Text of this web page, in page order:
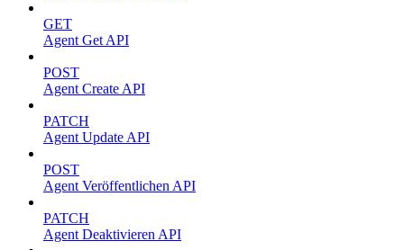
GET
Agent Get API
POST
Agent Create API
PATCH
Agent Update API
POST
Agent Veröffentlichen API
PATCH
Agent Deaktivieren API